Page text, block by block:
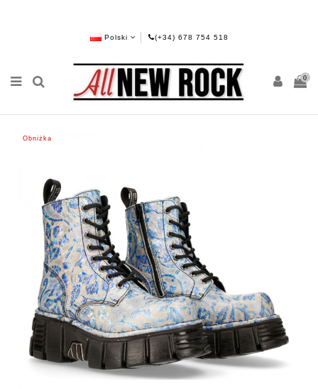
Polski (+34) 678 754 518
0
Obniżka